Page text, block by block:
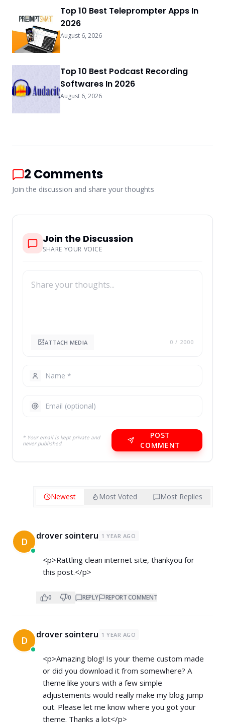
Top 10 Best Teleprompter Apps In
2026
August 6, 2026
Top 10 Best Podcast Recording
Softwares In 2026
August 6, 2026
2 Comments
Join the discussion and share your thoughts
Join the Discussion
SHARE YOUR VOICE
ATTACH MEDIA 0 / 2000
* Your email is kept private and
never published.
POST
COMMENT
Newest Most Voted Most Replies
D drover sointeru 1 YEAR AGO
<p>Rattling clean internet site, thankyou for
this post.</p>
0 0 REPLY REPORT COMMENT
D drover sointeru 1 YEAR AGO
<p>Amazing blog! Is your theme custom made
or did you download it from somewhere? A
theme like yours with a few simple
adjustements would really make my blog jump
out. Please let me know where you got your
theme. Thanks a lot</p>